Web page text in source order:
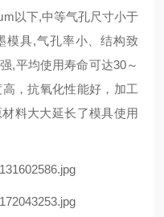
以下,中等气孔尺寸小于
模具,气孔率小、结构致
,平均使用寿命可达30～
，抗氧化性能好，加工
料大大延长了模具使用